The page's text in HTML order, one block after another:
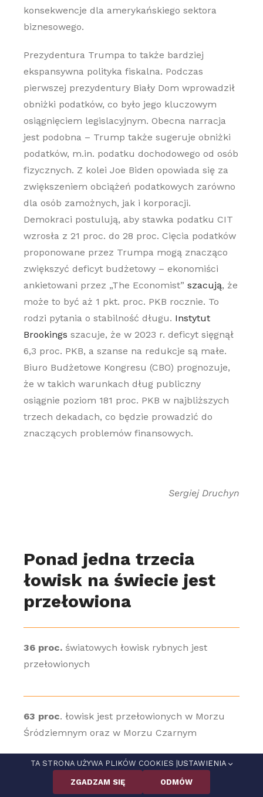
konsekwencje dla amerykańskiego sektora
biznesowego.
Prezydentura Trumpa to także bardziej
ekspansywna polityka fiskalna. Podczas
pierwszej prezydentury Biały Dom wprowadził
obniżki podatków, co było jego kluczowym
osiągnięciem legislacyjnym. Obecna narracja
jest podobna – Trump także sugeruje obniżki
podatków, m.in. podatku dochodowego od osób
fizycznych. Z kolei Joe Biden opowiada się za
zwiększeniem obciążeń podatkowych zarówno
dla osób zamożnych, jak i korporacji.
Demokraci postulują, aby stawka podatku CIT
wzrosła z 21 proc. do 28 proc. Cięcia podatków
proponowane przez Trumpa mogą znacząco
zwiększyć deficyt budżetowy – ekonomiści
ankietowani przez „The Economist” szacują, że
może to być aż 1 pkt. proc. PKB rocznie. To
rodzi pytania o stabilność długu. Instytut
Brookings szacuje, że w 2023 r. deficyt sięgnął
6,3 proc. PKB, a szanse na redukcje są małe.
Biuro Budżetowe Kongresu (CBO) prognozuje,
że w takich warunkach dług publiczny
osiągnie poziom 181 proc. PKB w najbliższych
trzech dekadach, co będzie prowadzić do
znaczących problemów finansowych.
Sergiej Druchyn
Ponad jedna trzecia
łowisk na świecie jest
przełowiona
36 proc.światowych łowisk rybnych jest
przełowionych
63 proc. łowisk jest przełowionych w Morzu
Śródziemnym oraz w Morzu Czarnym
36 pkt. proc.wyniósł wzrost udziału
TA STRONA UŻYWA PLIKÓW COOKIES | USTAWIENIA
ZGADZAM SIĘ ODMÓW